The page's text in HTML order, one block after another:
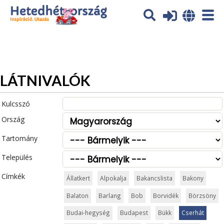
Az oldal sütiket (cookies) használ. További tájékoztatás itt:
Adatvédelmi tájékoztató
LÁTNIVALÓK
Kulcsszó
Ország
Tartomány
Település
Címkék
Állatkert Alpokalja Bakancslista Bakony
Balaton Barlang Bob Borvidék Börzsöny
Budai-hegység Budapest Bükk Cserhát